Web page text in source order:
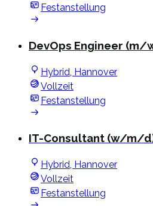
Festanstellung
DevOps Engineer
Hybrid, Hannover
Vollzeit
Festanstellung
IT-Consultant (w/m/
Hybrid, Hannover
Vollzeit
Festanstellung